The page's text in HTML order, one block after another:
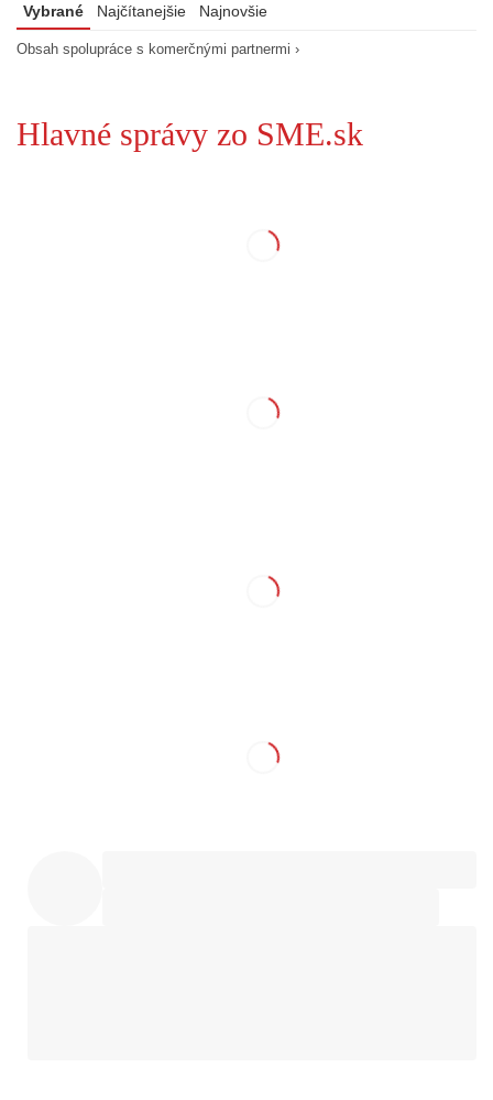
Vybrané Najčítanejšie Najnovšie
Obsah spolupráce s komerčnými partnermi ›
Hlavné správy zo SME.sk